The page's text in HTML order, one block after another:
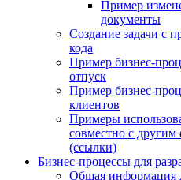
Пример
документы
Создание задачи с
кода
Пример бизнес-
отпуск
Пример бизнес-
клиентов
Примеры
совместно с
(ссылки)
Бизнес-процессы для
Общая информация